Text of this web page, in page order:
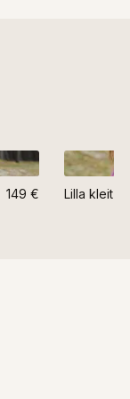
149 € Lilla kleit